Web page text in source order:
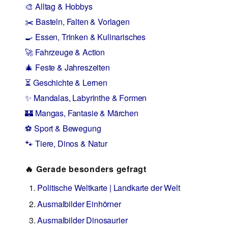
🎨 Alltag & Hobbys
✂️ Basteln, Falten & Vorlagen
🍳 Essen, Trinken & Kulinarisches
🚀 Fahrzeuge & Action
🎄 Feste & Jahreszeiten
⏳ Geschichte & Lernen
✨ Mandalas, Labyrinthe & Formen
🏰 Mangas, Fantasie & Märchen
⚽ Sport & Bewegung
🐾 Tiere, Dinos & Natur
🔥 Gerade besonders gefragt
Politische Weltkarte | Landkarte der Welt
Ausmalbilder Einhörner
Ausmalbilder Dinosaurier